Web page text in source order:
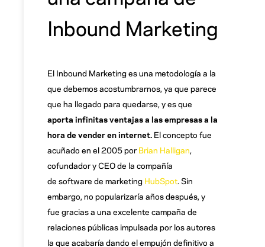
Inbound Marketing
El Inbound Marketing es una metodología a la
que debemos acostumbrarnos, ya que parece
que ha llegado para quedarse, y es que
aporta infinitas ventajas a las empresas a la
hora de vender en internet. El concepto fue
acuñado en el 2005 por Brian Halligan
cofundador y CEO de la compañía
de software de marketing HubSpot . Sin
embargo, no popularizaría años después, y
fue gracias a una excelente campaña de
relaciones públicas impulsada por los autores
la que acabaría dando el empujón definitivo a